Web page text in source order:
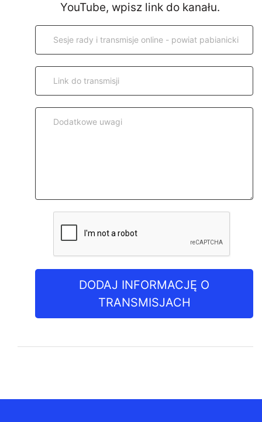
YouTube, wpisz link do kanału.
DODAJ INFORMACJĘ O
TRANSMISJACH